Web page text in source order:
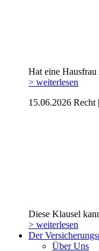
Hat eine
> weiterlesen
15.06.2026 Recht
Diese Klausel
> weiterlesen
Der
Über Uns